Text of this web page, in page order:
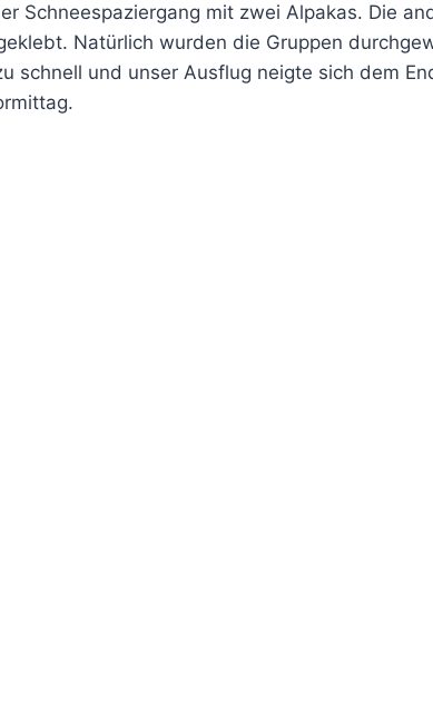
Schneespaziergang mit zwei Alpakas. Die
Natürlich wurden die Gruppen
schnell und unser Ausflug neigte sich dem